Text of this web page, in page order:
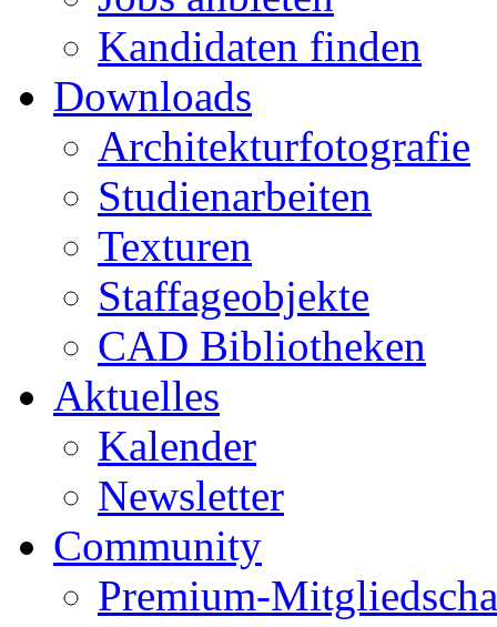
Kandidaten finden
Downloads
Architekturfotografie
Studienarbeiten
Texturen
Staffageobjekte
CAD Bibliotheken
Aktuelles
Kalender
Newsletter
Community
Premium-